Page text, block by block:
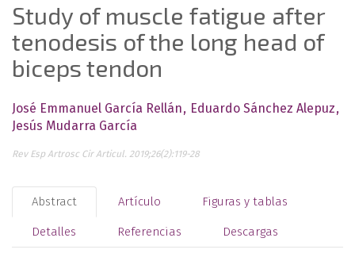
Study of muscle fatigue after
tenodesis of the long head of
biceps tendon
José Emmanuel García Rellán
Eduardo Sánchez Alepuz
Jesús Mudarra García
Rev Esp Artrosc Cir Articul. 2019;26(2):119-28
Abstract Artículo Figuras y tablas
Detalles Referencias Descargas